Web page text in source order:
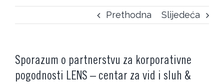
Prethodna Slijedeća
Sporazum o partnerstvu za korporativne
pogodnosti LENS – centar za vid i sluh &